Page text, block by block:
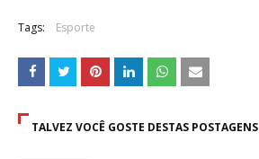
Tags: Esporte
TALVEZ VOCÊ GOSTE DESTAS POSTAGENS